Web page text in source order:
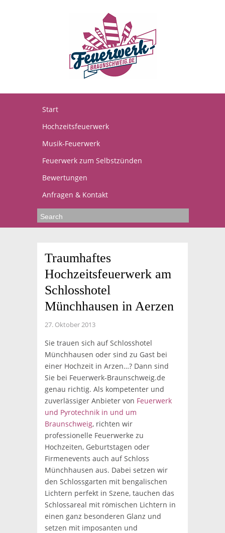
Start
Hochzeitsfeuerwerk
Musik-Feuerwerk
Feuerwerk zum Selbstzünden
Bewertungen
Anfragen & Kontakt
Traumhaftes
Hochzeitsfeuerwerk am
Schlosshotel
Münchhausen in Aerzen
27. Oktober 2013
Sie trauen sich auf Schlosshotel
Münchhausen oder sind zu Gast bei
einer Hochzeit in Arzen…? Dann sind
Sie bei Feuerwerk-Braunschweig.de
genau richtig. Als kompetenter und
zuverlässiger Anbieter von Feuerwerk
und Pyrotechnik in und um
Braunschweig, richten wir
professionelle Feuerwerke zu
Hochzeiten, Geburtstagen oder
Firmenevents auch auf Schloss
Münchhausen aus. Dabei setzen wir
den Schlossgarten mit bengalischen
Lichtern perfekt in Szene, tauchen das
Schlossareal mit römischen Lichtern in
einen ganz besonderen Glanz und
setzen mit imposanten und